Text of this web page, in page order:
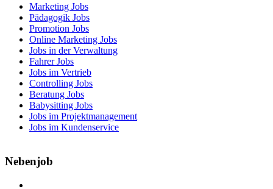
Marketing Jobs
Pädagogik Jobs
Promotion Jobs
Online Marketing Jobs
Jobs in der Verwaltung
Fahrer Jobs
Jobs im Vertrieb
Controlling Jobs
Beratung Jobs
Babysitting Jobs
Jobs im Projektmanagement
Jobs im Kundenservice
Nebenjob